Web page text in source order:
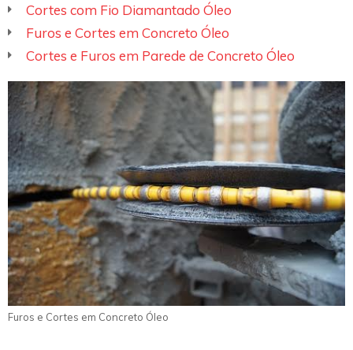
Cortes com Fio Diamantado Óleo
Furos e Cortes em Concreto Óleo
Cortes e Furos em Parede de Concreto Óleo
Furos e Cortes em Concreto Óleo